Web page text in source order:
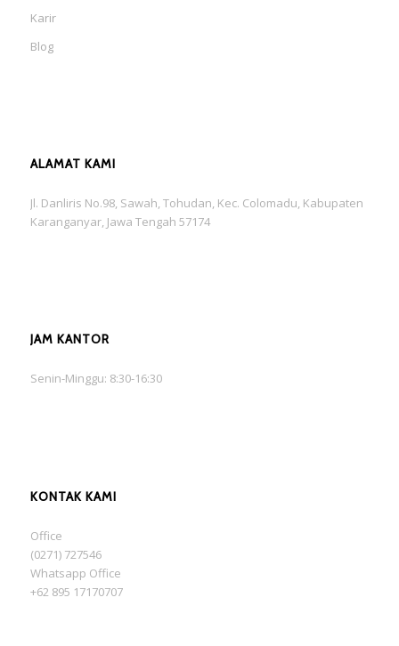
Karir
Blog
ALAMAT KAMI
Jl. Danliris No.98, Sawah, Tohudan, Kec. Colomadu, Kabupaten
Karanganyar, Jawa Tengah 57174
JAM KANTOR
Senin-Minggu: 8:30-16:30
KONTAK KAMI
Office
(0271) 727546
Whatsapp Office
+62 895 17170707